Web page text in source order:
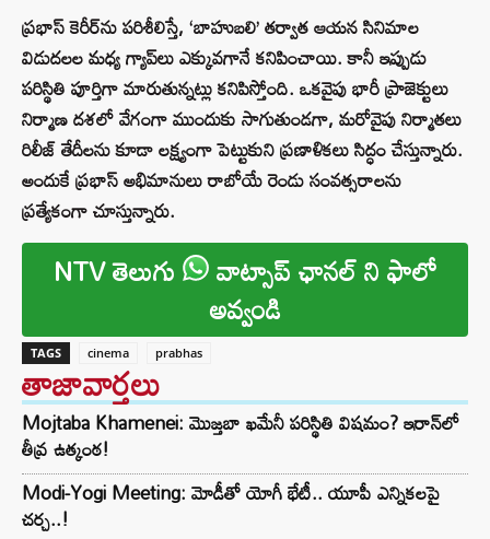
ప్రభాస్ కెరీర్‌ను పరిశీలిస్తే, ‘బాహుబలి’ తర్వాత ఆయన సినిమాల
విడుదలల మధ్య గ్యాప్‌లు ఎక్కువగానే కనిపించాయి. కానీ ఇప్పుడు
పరిస్థితి పూర్తిగా మారుతున్నట్లు కనిపిస్తోంది. ఒకవైపు భారీ ప్రాజెక్టులు
నిర్మాణ దశలో వేగంగా ముందుకు సాగుతుండగా, మరోవైపు నిర్మాతలు
రిలీజ్ తేదీలను కూడా లక్ష్యంగా పెట్టుకుని ప్రణాళికలు సిద్ధం చేస్తున్నారు.
అందుకే ప్రభాస్ అభిమానులు రాబోయే రెండు సంవత్సరాలను
ప్రత్యేకంగా చూస్తున్నారు.
NTV తెలుగు వాట్సాప్ ఛానల్ ని ఫాలో
అవ్వండి
TAGS cinema prabhas
తాజావార్తలు
Mojtaba Khamenei: మొజ్తబా ఖమేనీ పరిస్థితి విషమం? ఇరాన్‌లో
తీవ్ర ఉత్కంఠ!
Modi-Yogi Meeting: మోడీతో యోగీ భేటీ.. యూపీ ఎన్నికలపై
చర్చ..!